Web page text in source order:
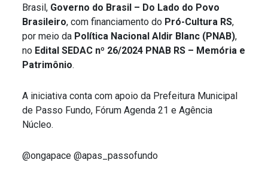
Brasil, Governo do Brasil – Do Lado do Povo
Brasileiro, com financiamento do Pró-Cultura RS,
por meio da Política Nacional Aldir Blanc (PNAB),
no Edital SEDAC nº 26/2024 PNAB RS – Memória e
Patrimônio.
A iniciativa conta com apoio da Prefeitura Municipal
de Passo Fundo, Fórum Agenda 21 e Agência
Núcleo.
@ongapace @apas_passofundo